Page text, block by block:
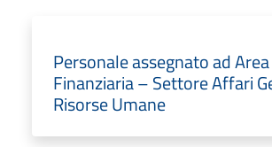
Personale assegnato ad Area
Finanziaria – Settore Affari
Risorse Umane